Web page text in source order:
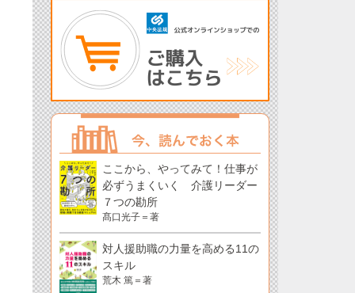
ここから、やってみて！仕事が
必ずうまくいく 介護リーダー
７つの勘所
髙口光子＝著
対人援助職の力量を高める11の
スキル
荒木 篤＝著